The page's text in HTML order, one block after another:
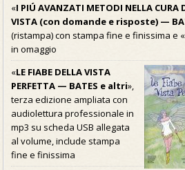
«I PIÚ AVANZATI METODI NELLA CURA
VISTA (con domande e risposte) —
(ristampa) con stampa fine e finissima e
in omaggio
«LE FIABE DELLA VISTA
PERFETTA — BATES e altri»,
terza edizione ampliata con
audiolettura professionale in
mp3 su scheda USB allegata
al volume, include stampa
fine e finissima